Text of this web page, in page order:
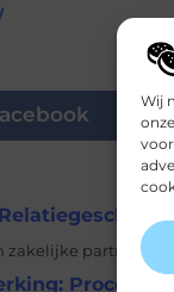
Wij
zakelijke partner